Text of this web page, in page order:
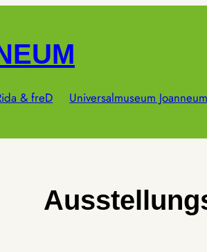
& freD Universalmuseum Joanneum